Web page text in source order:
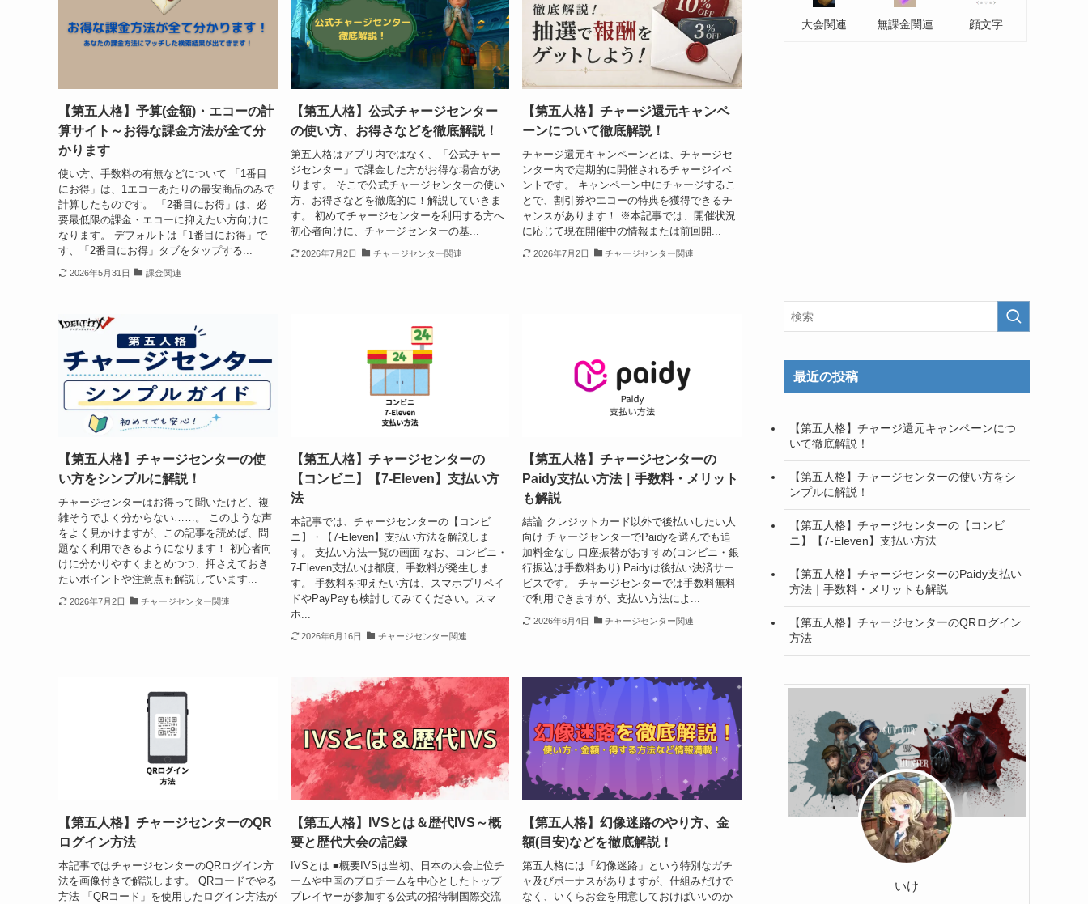
【第五人格】予算(金額)・エコーの計
算サイト～お得な課金方法が全て分
かります
使い方、手数料の有無などについて 「1番目
にお得」は、1エコーあたりの最安商品のみで
計算したものです。 「2番目にお得」は、必
要最低限の課金・エコーに抑えたい方向けに
なります。 デフォルトは「1番目にお得」で
す、「2番目にお得」タブをタップする...
2026年5月31日 課金関連
【第五人格】公式チャージセンター
の使い方、お得さなどを徹底解説！
第五人格はアプリ内ではなく、「公式チャー
ジセンター」で課金した方がお得な場合があ
ります。 そこで公式チャージセンターの使い
方、お得さなどを徹底的に！解説していきま
す。 初めてチャージセンターを利用する方へ
初心者向けに、チャージセンターの基...
2026年7月2日 チャージセンター関連
【第五人格】チャージ還元キャンペ
ーンについて徹底解説！
チャージ還元キャンペーンとは、チャージセ
ンター内で定期的に開催されるチャージイベ
ントです。 キャンペーン中にチャージするこ
とで、割引券やエコーの特典を獲得できるチ
ャンスがあります！ ※本記事では、開催状況
に応じて現在開催中の情報または前回開...
2026年7月2日 チャージセンター関連
【第五人格】チャージセンターの使
い方をシンプルに解説！
チャージセンターはお得って聞いたけど、複
雑そうでよく分からない……。 このような声
をよく見かけますが、この記事を読めば、問
題なく利用できるようになります！ 初心者向
けに分かりやすくまとめつつ、押さえておき
たいポイントや注意点も解説しています...
2026年7月2日 チャージセンター関連
【第五人格】チャージセンターの
【コンビニ】【7-Eleven】支払い方
法
本記事では、チャージセンターの【コンビ
ニ】・【7-Eleven】支払い方法を解説しま
す。 支払い方法一覧の画面 なお、コンビニ・
7-Eleven支払いは都度、手数料が発生しま
す。 手数料を抑えたい方は、スマホプリペイ
ドやPayPayも検討してみてください。スマ
ホ...
2026年6月16日 チャージセンター関連
【第五人格】チャージセンターの
Paidy支払い方法｜手数料・メリット
も解説
結論 クレジットカード以外で後払いしたい人
向け チャージセンターでPaidyを選んでも追
加料金なし 口座振替がおすすめ(コンビニ・銀
行振込は手数料あり) Paidyは後払い決済サー
ビスです。 チャージセンターでは手数料無料
で利用できますが、支払い方法によ...
2026年6月4日 チャージセンター関連
【第五人格】チャージセンターのQR
ログイン方法
本記事ではチャージセンターのQRログイン方
法を画像付きで解説します。 QRコードでやる
方法 「QRコード」を使用したログイン方法が
【第五人格】IVSとは＆歴代IVS～概
要と歴代大会の記録
IVSとは ■概要IVSは当初、日本の大会上位チ
ームや中国のプロチームを中心としたトップ
プレイヤーが参加する公式の招待制国際交流
【第五人格】幻像迷路のやり方、金
額(目安)などを徹底解説！
第五人格には「幻像迷路」という特別なガチ
ャ及びボーナスがありますが、仕組みだけで
なく、いくらお金を用意しておけばいいのか
大会関連 無課金関連 顔文字
最近の投稿
【第五人格】チャージ還元キャンペーンにつ
いて徹底解説！
【第五人格】チャージセンターの使い方をシ
ンプルに解説！
【第五人格】チャージセンターの【コンビ
ニ】【7-Eleven】支払い方法
【第五人格】チャージセンターのPaidy支払い
方法｜手数料・メリットも解説
【第五人格】チャージセンターのQRログイン
方法
いけ